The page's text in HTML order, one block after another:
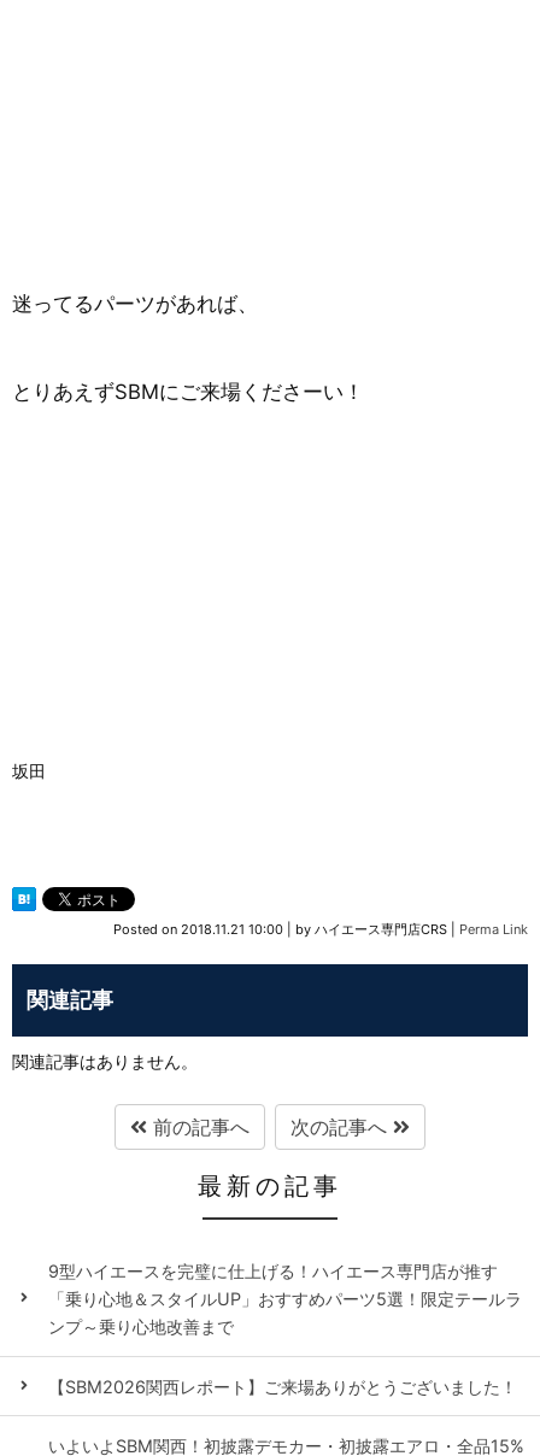
迷ってるパーツがあれば、
とりあえずSBMにご来場くださーい！
坂田
Posted on 2018.11.21 10:00 by ハイエース専門店CRS Perma Link
関連記事
関連記事はありません。
前の記事へ 次の記事へ
最新の記事
9型ハイエースを完璧に仕上げる！ハイエース専門店が推す
「乗り心地＆スタイルUP」おすすめパーツ5選！限定テールラ
ンプ～乗り心地改善まで
【SBM2026関西レポート】ご来場ありがとうございました！
いよいよSBM関西！初披露デモカー・初披露エアロ・全品15%